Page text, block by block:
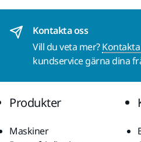
Kontakta oss
Vill du veta mer?
kundservice gärna dina
Produkter
Maskiner